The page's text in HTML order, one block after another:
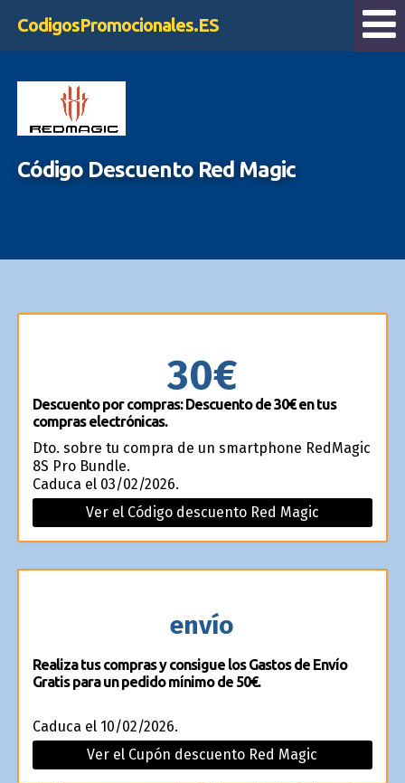
CodigosPromocionales.ES
Código Descuento Red Magic
30€
Descuento por compras: Descuento de 30€ en tus
compras electrónicas.
Dto. sobre tu compra de un smartphone RedMagic
8S Pro Bundle.
Caduca el 03/02/2026.
Ver el Código descuento Red Magic
envío
Realiza tus compras y consigue los Gastos de Envío
Gratis para un pedido mínimo de 50€.
Caduca el 10/02/2026.
Ver el Cupón descuento Red Magic